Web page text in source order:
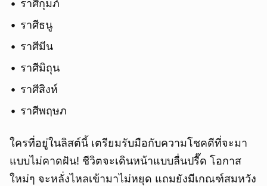
ราศีกุมภ์
ราศีธนู
ราศีมีน
ราศีมิถุน
ราศีสิงห์
ราศีพฤษภ
ใครที่อยู่ในลิสต์นี้ เตรียมรับมือกับความโชคดีที่จะมา
แบบไม่คาดฝัน! ชีวิตจะเดินหน้าแบบลื่นปรื๊ด โอกาส
ใหม่ๆ จะหลั่งไหลเข้ามาไม่หยุด แถมยังมีเกณฑ์สมหวัง